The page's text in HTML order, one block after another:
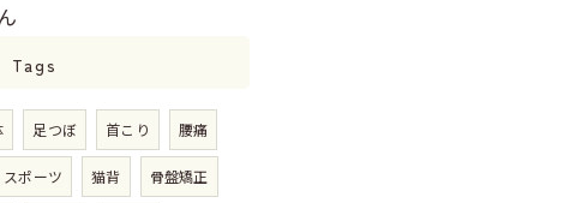
Tags
足つぼ 首こり 腰痛
スポーツ 猫背 骨盤矯正